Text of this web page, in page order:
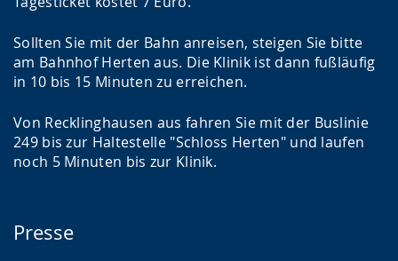
Sollten Sie mit der Bahn anreisen, steigen Sie bitte
am Bahnhof Herten aus. Die Klinik ist dann fußläufig
in 10 bis 15 Minuten zu erreichen.
Von Recklinghausen aus fahren Sie mit der Buslinie
249 bis zur Haltestelle "Schloss Herten" und laufen
noch 5 Minuten bis zur Klinik.
Presse